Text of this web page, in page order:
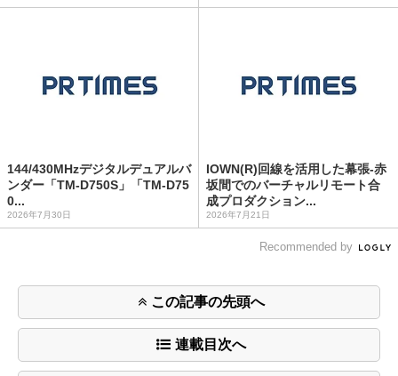
144/430MHzデジタルデュアルバ
ンダー「TM-D750S」「TM-D75
0...
2026年7月30日
IOWN(R)回線を活用した幕張-赤
坂間でのバーチャルリモート合
成プロダクション...
2026年7月21日
Recommended by
この記事の先頭へ
連載目次へ